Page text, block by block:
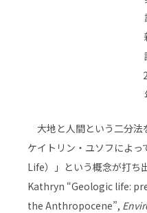
大地と人間という二分法
ケイトリン・ユソフによ
Life）」という概念が打ち
Kathryn “Geologic life:
the Anthropocene”,